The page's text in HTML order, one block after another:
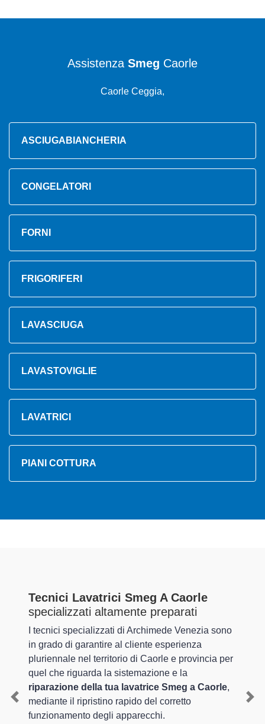
Assistenza Smeg Caorle
Caorle Ceggia,
ASCIUGABIANCHERIA
CONGELATORI
FORNI
FRIGORIFERI
LAVASCIUGA
LAVASTOVIGLIE
LAVATRICI
PIANI COTTURA
Tecnici Lavatrici Smeg A Caorle
specializzati altamente preparati
I tecnici specializzati di Archimede Venezia sono
in grado di garantire al cliente esperienza
pluriennale nel territorio di Caorle e provincia per
quel che riguarda la sistemazione e la
riparazione della tua lavatrice Smeg a Caorle,
mediante il ripristino rapido del corretto
funzionamento degli apparecchi.
Previous